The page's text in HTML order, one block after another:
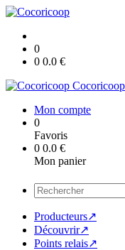
0
0 0.0 €
Cocoricoop
Mon compte
0
Favoris
0 0.0 €
Mon panier
Producteurs↗
Découvrir↗
Points relais↗